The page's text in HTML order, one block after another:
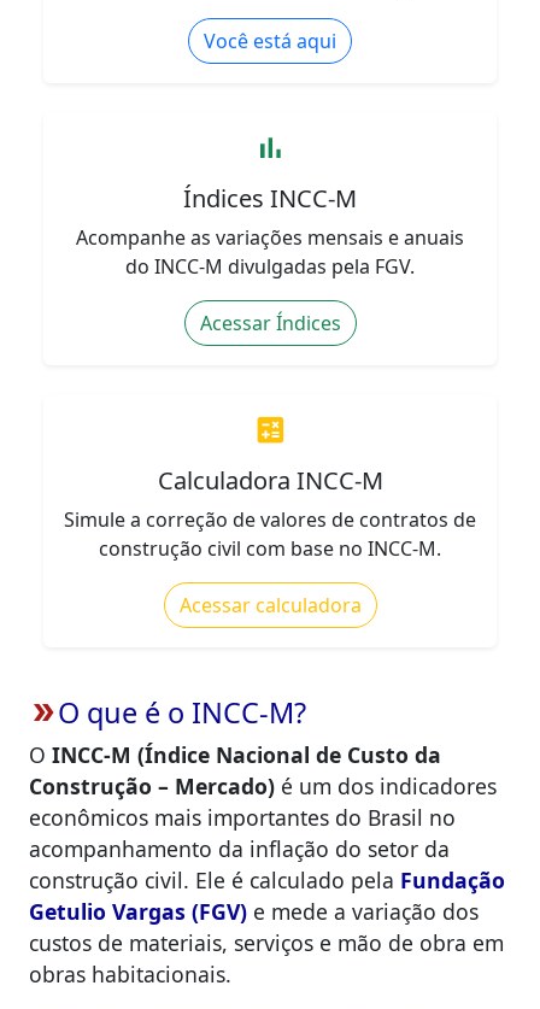
Você está aqui
bar_chart
Índices INCC-M
Acompanhe as variações mensais e anuais
do INCC-M divulgadas pela FGV.
Acessar Índices
calculate
Calculadora INCC-M
Simule a correção de valores de contratos de
construção civil com base no INCC-M.
Acessar calculadora
double_arrowO que é o INCC-M?
O INCC-M (Índice Nacional de Custo da
Construção – Mercado) é um dos indicadores
econômicos mais importantes do Brasil no
acompanhamento da inflação do setor da
construção civil. Ele é calculado pela Fundação
Getulio Vargas (FGV) e mede a variação dos
custos de materiais, serviços e mão de obra em
obras habitacionais.